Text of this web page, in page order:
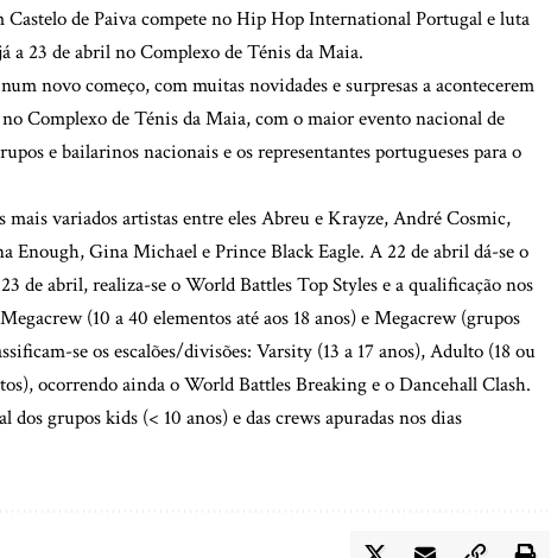
Castelo de Paiva compete no Hip Hop International Portugal e luta
23 de abril no Complexo de Ténis da Maia.
novo começo, com muitas novidades e surpresas a acontecerem
Complexo de Ténis da Maia, com o maior evento nacional de
e bailarinos nacionais e os representantes portugueses para o
mais variados artistas entre eles Abreu e Krayze, André Cosmic,
Enough, Gina Michael e Prince Black Eagle. A 22 de abril dá-se o
de abril, realiza-se o World Battles Top Styles e a qualificação nos
(10 a 40 elementos até aos 18 anos) e Megacrew (grupos
se os escalões/divisões: Varsity (13 a 17 anos), Adulto (18 ou
ocorrendo ainda o World Battles Breaking e o Dancehall Clash.
grupos kids (< 10 anos) e das crews apuradas nos dias